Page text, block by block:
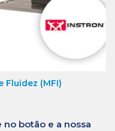
Fluidez (MFI)
no botão e a nossa